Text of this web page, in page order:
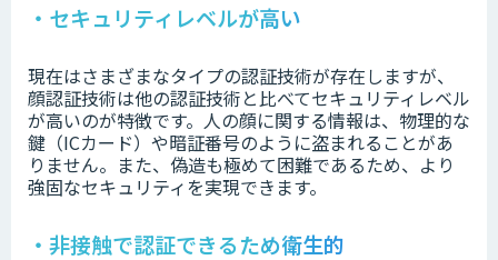
・セキュリティレベルが高い
現在はさまざまなタイプの認証技術が存在しますが、
顔認証技術は他の認証技術と比べてセキュリティレベル
が高いのが特徴です。人の顔に関する情報は、物理的な
鍵（ICカード）や暗証番号のように盗まれることがあ
りません。また、偽造も極めて困難であるため、より
強固なセキュリティを実現できます。
・非接触で認証できるため衛生的